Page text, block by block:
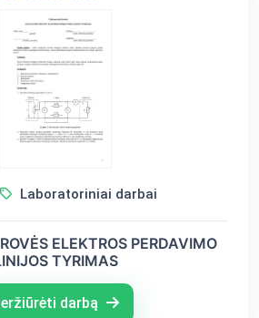
Laboratoriniai darbai
ELEKTROS PERDAVIMO
TYRIMAS
darbą